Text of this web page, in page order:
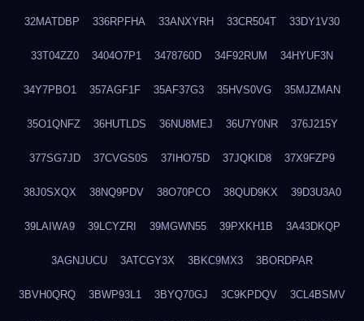
32MATDBP 336RPFHA 33ANXYRH 33CR504T 33DY1V30
33T04ZZ0 3404O7P1 3478760D 34F92RUM 34HYUF3N
34Y7PBO1 357AGF1F 35AF37G3 35HVS0VG 35MJZMAN
35O1QNFZ 36HUTLDS 36NU8MEJ 36U7Y0NR 376J215Y
377SG7JD 37CVGS0S 37IHO75D 37JQKID8 37X9FZP9
38J0SXQX 38NQ9PDV 38O70PCO 38QUD9KX 39D3U3A0
39LAIWA9 39LCYZRI 39MGWN55 39PXKH1B 3A43DKQP
3AGNJUCU 3ATCGY3X 3BKC9MX3 3BORDPAR
3BVH0QRQ 3BWP93L1 3BYQ70GJ 3C9KPDQV 3CL4BSMV